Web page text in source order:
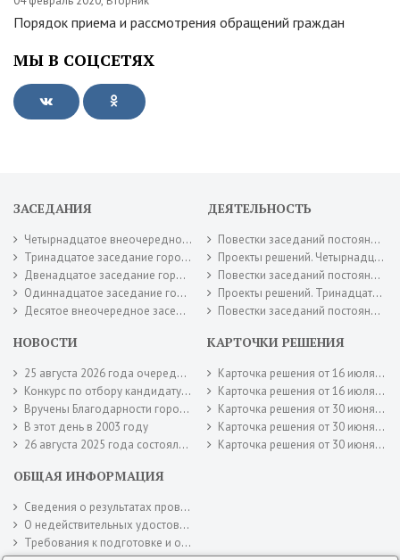
Порядок приема и рассмотрения обращений граждан
МЫ В СОЦСЕТЯХ
ЗАСЕДАНИЯ
Четырнадцатое внеочередное заседание городского Совета депутатов 16 июля 2026 года.
Тринадцатое заседание городского Совета депутатов 30 июня 2026 года.
Двенадцатое заседание городского Совета депутатов 26 мая 2026 года.
Одиннадцатое заседание городского Совета депутатов 28 апреля 2026 года.
Десятое внеочередное заседание городского Совета депутатов 17 апреля 2026 года.
ДЕЯТЕЛЬНОСТЬ
Повестки заседаний постоянных комиссий городского Совета депутатов. Июль 2026 года.
Проекты решений. Четырнадцатое внеочередное заседание городского Совета депутатов 16 июля 2026 года.
Повестки заседаний постоянных комиссий городского Совета депутатов. Июнь 2026 года.
Проекты решений. Тринадцатое заседание городского Совета депутатов 30 июня 2026 года.
Повестки заседаний постоянных комиссий городского Совета депутатов. Май 2026 года.
НОВОСТИ
25 августа 2026 года очередное заседание городского Совета депутатов
Конкурс по отбору кандидатур на должность главы муниципального образования город Новотроицк
Вручены Благодарности городского Совета депутатов
В этот день в 2003 году
26 августа 2025 года состоялось заключительное заседание городского Совета депутатов шестого созыва.
КАРТОЧКИ РЕШЕНИЯ
Карточка решения от 16 июля 2026 года № 95
Карточка решения от 16 июля 2026 года № 94
Карточка решения от 30 июня 2026 года № 92
Карточка решения от 30 июня 2026 года № 90
Карточка решения от 30 июня 2026 года № 88
ОБЩАЯ ИНФОРМАЦИЯ
Сведения о результатах проверок
О недействительных удостоверениях городского Совета депутатов
Требования к подготовке и оформлению документов городского Совета депутатов